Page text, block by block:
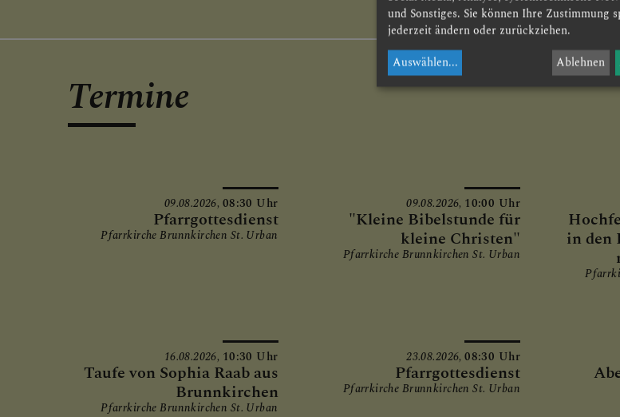
Termine
09.08.2026, 08:30 Uhr
Pfarrgottesdienst
Pfarrkirche Brunnkirchen St. Urban
09.08.2026, 10:00 Uhr
"Kleine Bibelstunde für
kleine Christen"
Pfarrkirche Brunnkirchen St. Urban
in den
16.08.2026, 10:30 Uhr
Taufe von Sophia Raab aus
Brunnkirchen
Pfarrkirche Brunnkirchen St. Urban
23.08.2026,08:30 Uhr
Pfarrgottesdienst
Pfarrkirche Brunnkirchen St. Urban
und Sonstiges. Sie können Ihre Zustimmung
jederzeit ändern oder zurückziehen.
Auswählen... Ablehnen